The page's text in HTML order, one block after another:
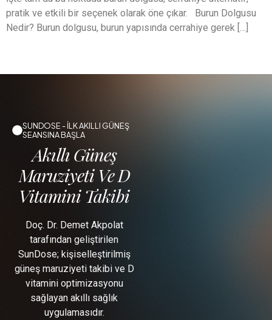
pratik ve etkili bir seçenek olarak öne çıkar. Burun Dolgusu
Nedir? Burun dolgusu, burun yapısında cerrahiye gerek […]
SUNDOSE - İLK AKILLI GÜNEŞ
SEANSINA BAŞLA
Akıllı Güneş
Maruziyeti Ve D
Vitamini Takibi
Doç. Dr. Demet Akpolat
tarafından geliştirilen
SunDose; kişiselleştirilmiş
güneş maruziyeti takibi ve D
vitamini optimizasyonu
sağlayan akıllı sağlık
uygulamasıdır.